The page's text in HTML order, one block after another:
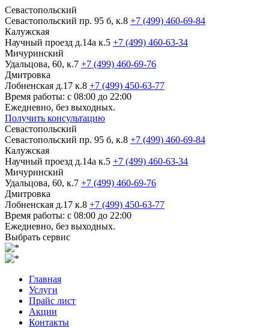
Севастопольский
Севастопольский пр. 95 б, к.8 +7 (499) 460-69-84
Калужская
Научный проезд д.14а к.5 +7 (499) 460-63-34
Мичуринский
Удальцова, 60, к.7 +7 (499) 460-69-76
Дмитровка
Лобненская д.17 к.8 +7 (499) 450-63-77
Время работы: с 08:00 до 22:00
Ежедневно, без выходных.
Получить консультацию
Севастопольский
Севастопольский пр. 95 б, к.8 +7 (499) 460-69-84
Калужская
Научный проезд д.14а к.5 +7 (499) 460-63-34
Мичуринский
Удальцова, 60, к.7 +7 (499) 460-69-76
Дмитровка
Лобненская д.17 к.8 +7 (499) 450-63-77
Время работы: с 08:00 до 22:00
Ежедневно, без выходных.
Выбрать сервис
Главная
Услуги
Прайс лист
Акции
Контакты